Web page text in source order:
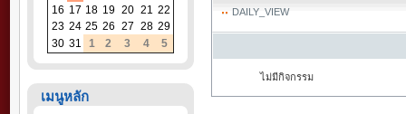
16 17 18 19 20 21 22
23 24 25 26 27 28 29
30 31 1 2 3 4 5
เมนูหลัก
DAILY_VIEW
ไม่มีกิจกรรม